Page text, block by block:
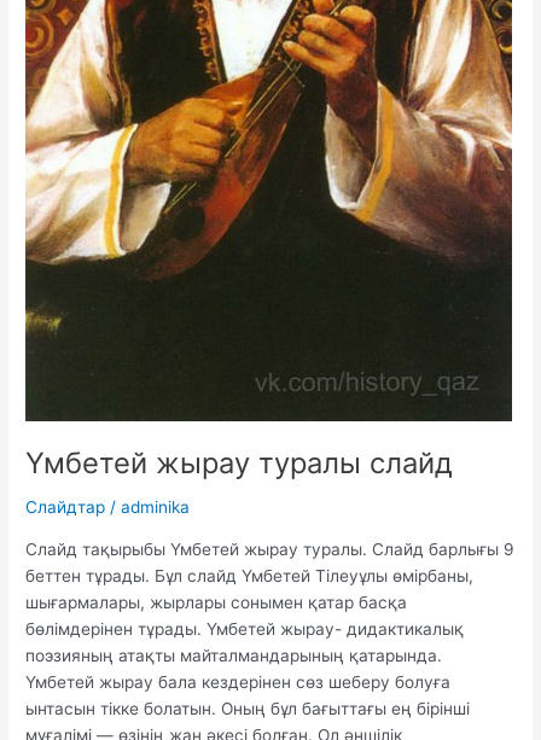
Үмбетей жырау туралы слайд
Слайдтар /adminika
Слайд тақырыбы Үмбетей жырау туралы. Слайд барлығы 9
беттен тұрады. Бұл слайд Үмбетей Тілеуұлы өмірбаны,
шығармалары, жырлары сонымен қатар басқа
бөлімдерінен тұрады. Үмбетей жырау- дидактикалық
поэзияның атақты майталмандарының қатарында.
Үмбетей жырау бала кездерінен сөз шеберу болуға
ынтасын тікке болатын. Оның бұл бағыттағы ең бірінші
мұғалімі — өзінің жан әкесі болған. Ол әншілік